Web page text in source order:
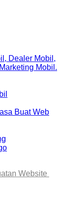
Dealer Mobil,
Mobil.
Buat Web
Website